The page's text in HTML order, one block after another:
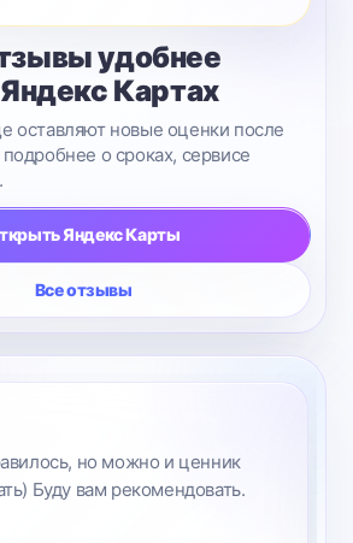
удобнее
Картах
оставляют новые оценки после
о сроках, сервисе
Яндекс Карты
Все отзывы
но можно и ценник
Буду вам рекомендовать.